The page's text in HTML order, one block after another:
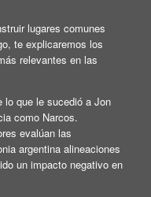
lugares comunes
te explicaremos los
relevantes en las
lo que le sucedió a Jon
como Narcos.
evalúan las
argentina alineaciones
un impacto negativo en